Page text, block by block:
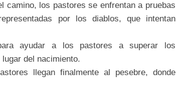
camino, los pastores se enfrentan a pruebas
por los diablos, que intentan
ayudar a los pastores a superar los
del nacimiento.
llegan finalmente al pesebre, donde